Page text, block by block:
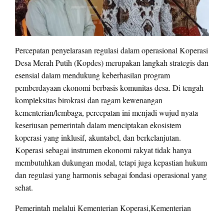
Percepatan penyelarasan regulasi dalam operasional Koperasi
Desa Merah Putih (Kopdes) merupakan langkah strategis dan
esensial dalam mendukung keberhasilan program
pemberdayaan ekonomi berbasis komunitas desa. Di tengah
kompleksitas birokrasi dan ragam kewenangan
kementerian/lembaga, percepatan ini menjadi wujud nyata
keseriusan pemerintah dalam menciptakan ekosistem
koperasi yang inklusif, akuntabel, dan berkelanjutan.
Koperasi sebagai instrumen ekonomi rakyat tidak hanya
membutuhkan dukungan modal, tetapi juga kepastian hukum
dan regulasi yang harmonis sebagai fondasi operasional yang
sehat.
Pemerintah melalui Kementerian Koperasi,Kementerian